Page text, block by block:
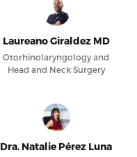
Laureano Giraldez MD
Otorhinolaryngology and
Head and Neck Surgery
Dra. Natalie Pérez Luna